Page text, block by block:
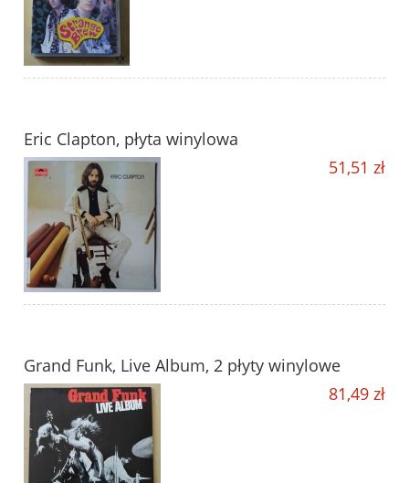
Eric Clapton, płyta winylowa
51,51 zł
Grand Funk, Live Album, 2 płyty winylowe
81,49 zł